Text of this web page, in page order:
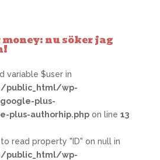
nu söker jag
variable $user in
wp-
plus-
plus-authorhip.phpon line 13
read property "ID" on null in
wp-